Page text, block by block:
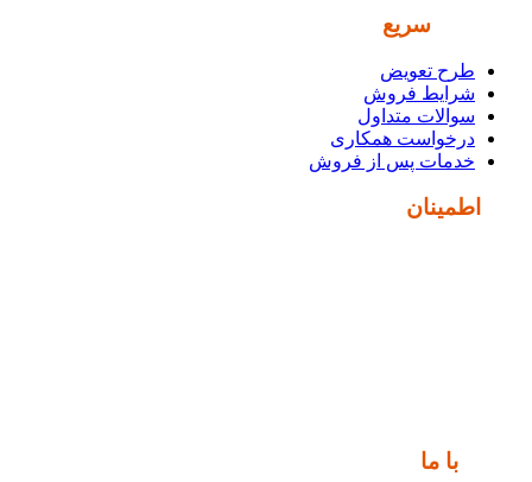
سریع
طرح تعویض
شرایط فروش
سوالات متداول
درخواست همکاری
خدمات پس از فروش
اطمینان
با ما